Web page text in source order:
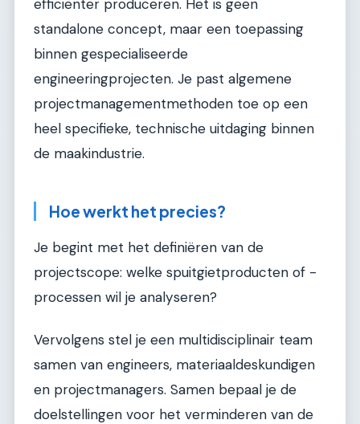
efficiënter produceren. Het is geen
standalone concept, maar een toepassing
binnen gespecialiseerde
engineeringprojecten. Je past algemene
projectmanagementmethoden toe op een
heel specifieke, technische uitdaging binnen
de maakindustrie.
Hoe werkt het precies?
Je begint met het definiëren van de
projectscope: welke spuitgietproducten of -
processen wil je analyseren?
Vervolgens stel je een multidisciplinair team
samen van engineers, materiaaldeskundigen
en projectmanagers. Samen bepaal je de
doelstellingen voor het verminderen van de